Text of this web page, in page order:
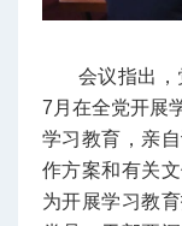
会议指出
7月在全党开展
学习教育，亲
作方案和有关
为开展学习教